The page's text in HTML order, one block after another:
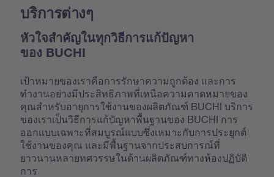
บริการต่างๆ
หัวใจสำคัญในทุกวิธีการแก้ปัญหา
ของ BUCHI
เป้าหมายของเราคือการรักษาความถูกต้อง และการ
ทำงานอย่างมีประสิทธิภาพที่เหนือความคาดหมายของ
คุณสำหรับอายุการใช้งานของผลิตภัณฑ์ BUCHI บริการ
ของเราเป็นวิธีการแก้ปัญหาพื้นฐานของ BUCHI การ
ออกแบบเฉพาะที่สมบูรณ์แบบซึ่งเหมาะกับการประยุกต์
ใช้งานของคุณ และมีพื้นฐานจากประสบการณ์ที่
ยาวนานหลายทศวรรษในด้านผลิตภัณฑ์ทางห้องปฏิบัติ
การ